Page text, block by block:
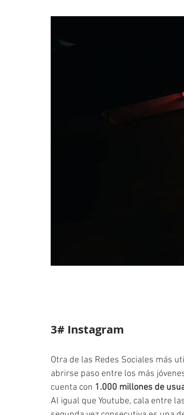
3# Instagram
Otra de las Redes Sociales más
abrirse paso entre los más
cuenta con 1.000 millones de
Al igual que Youtube, cala entre